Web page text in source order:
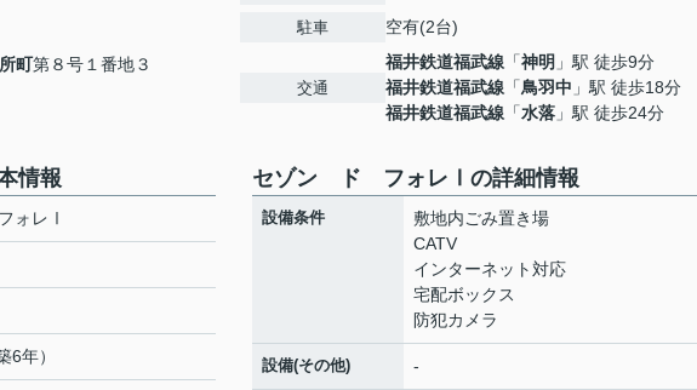
町第８号１番地３
駐車 空有(2台)
交通
福井鉄道福武線 「神明 」駅 徒歩9分
福井鉄道福武線 「鳥羽中 」駅 徒歩18分
福井鉄道福武線 「水落 」駅 徒歩24分
情報
ォレⅠ
6年）
セゾン ド フォレⅠの詳細情報
設備条件
敷地内ごみ置き場
CATV
インターネット対応
宅配ボックス
防犯カメラ
設備(その他) -